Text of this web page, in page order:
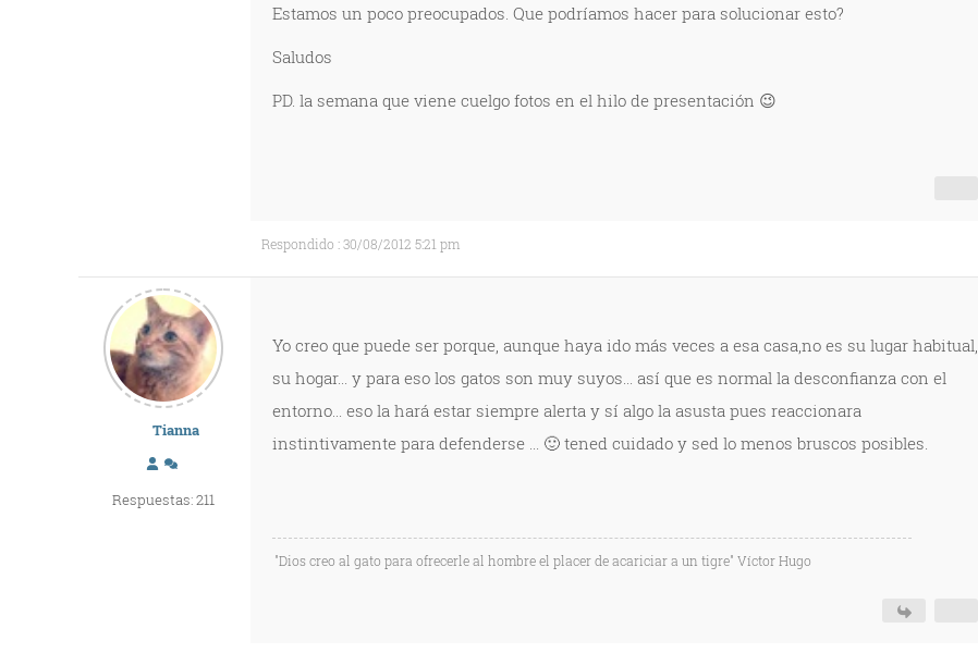
Estamos un poco preocupados. Que podríamos hacer para solucionar esto?
Saludos
PD. la semana que viene cuelgo fotos en el hilo de presentación 😉
Respondido : 30/08/2012 5:21 pm
Tianna
Respuestas: 211
Yo creo que puede ser porque, aunque haya ido más veces a esa casa,no es su lugar habitual,
su hogar... y para eso los gatos son muy suyos... así que es normal la desconfianza con el
entorno... eso la hará estar siempre alerta y sí algo la asusta pues reaccionara
instintivamente para defenderse ... 🙂 tened cuidado y sed lo menos bruscos posibles.
"Dios creo al gato para ofrecerle al hombre el placer de acariciar a un tigre" Víctor Hugo